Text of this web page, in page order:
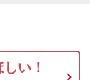
い！